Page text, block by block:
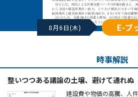
8月6日(木) E-ブ
時事解説
整いつつある議論の土壌、避けて通れぬ
建設費や物価の高騰、人